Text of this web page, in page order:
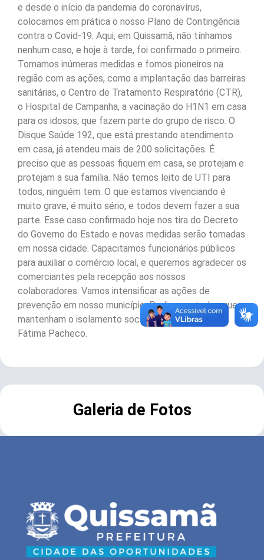
e desde o início da pandemia do coronavírus,
colocamos em prática o nosso Plano de Contingência
contra o Covid-19. Aqui, em Quissamã, não tínhamos
nenhum caso, e hoje à tarde, foi confirmado o primeiro.
Tomamos inúmeras medidas e fomos pioneiros na
região com as ações, como a implantação das barreiras
sanitárias, o Centro de Tratamento Respiratório (CTR),
o Hospital de Campanha, a vacinação do H1N1 em casa
para os idosos, que fazem parte do grupo de risco. O
Disque Saúde 192, que está prestando atendimento
em casa, já atendeu mais de 200 solicitações. É
preciso que as pessoas fiquem em casa, se protejam e
protejam a sua família. Não temos leito de UTI para
todos, ninguém tem. O que estamos vivenciando é
muito grave, é muito sério, e todos devem fazer a sua
parte. Esse caso confirmado hoje nos tira do Decreto
do Governo do Estado e novas medidas serão tomadas
em nossa cidade. Capacitamos funcionários públicos
para auxiliar o comércio local, e queremos agradecer os
comerciantes pela recepção aos nossos
colaboradores. Vamos intensificar as ações de
prevenção em nosso município. Pedimos a todos que
mantenham o isolamento social”, frisou a prefeita
Fátima Pacheco.
Galeria de Fotos